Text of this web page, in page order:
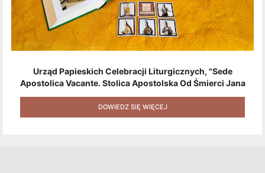
Urząd Papieskich Celebracji Liturgicznych, "Sede
Apostolica Vacante. Stolica Apostolska Od Śmierci Jana
Pawła II Do Wyboru Benedykta XVI" [2020] + Zestaw 6
Naklejek + Książka Niespodzianka + Kod Rabatowy Na
Kolejne Zakupy
DOWIEDZ SIĘ WIĘCEJ